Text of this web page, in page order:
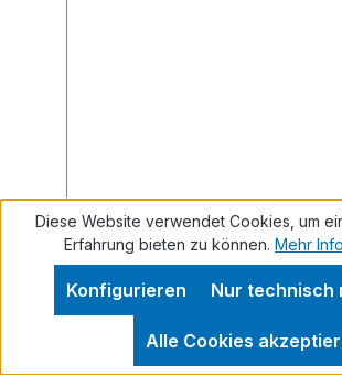
Regulärer Preis:
Ab92,54 €
Preise inkl. MwSt. zzgl.
Diese Website verwendet Cookies, um
Erfahrung bieten zu können. Mehr
Nur technisch
Konfigurieren
Alle Cookies